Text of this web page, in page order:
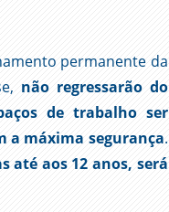
permanente da
não regressarão do
de trabalho ser
a máxima segurança.
até aos 12 anos, será